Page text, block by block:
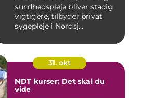
sundhedspleje bliver stadig
vigtigere, tilbyder privat
sygepleje i Nordsj...
31. okt
NDT kurser: Det skal du
vide